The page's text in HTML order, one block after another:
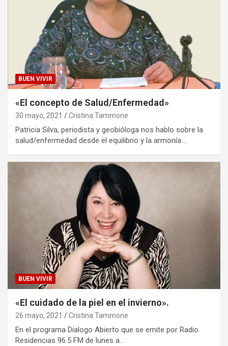
BUEN VIVIR
«El concepto de Salud/Enfermedad»
30 mayo, 2021 Cristina Tammone
Patricia Silva, periodista y geobióloga nos hablo sobre la
salud/enfermedad desde el equilibrio y la armonía.…
BUEN VIVIR
«El cuidado de la piel en el invierno».
26 mayo, 2021 Cristina Tammone
En el programa Dialogo Abierto que se emite por Radio
Residencias 96.5 FM de lunes a…